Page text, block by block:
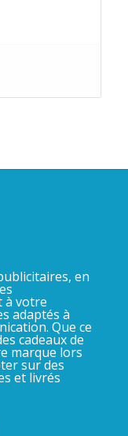
en
à votre
adaptés à
Que ce
cadeaux de
marque lors
sur des
et livrés